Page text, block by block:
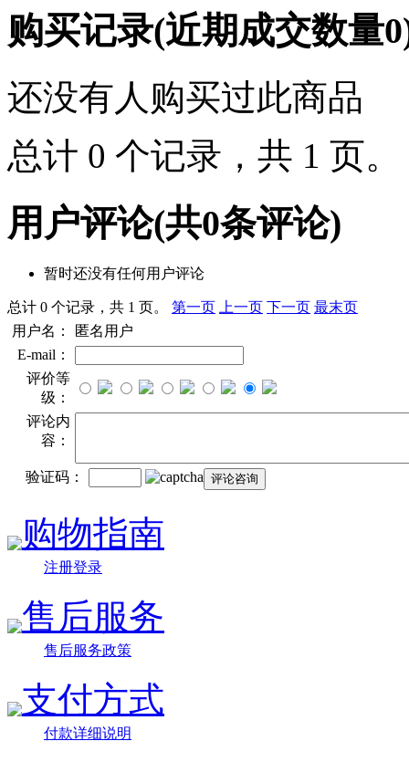
购买记录(近期成交数量0
还没有人购买过此商品
总计 0 个记录，共 1 页。
用户评论(共0条评论)
暂时还没有任何用户评论
总计 0 个记录，共 1 页。 第一页 上一页 下一页 最末页
用户名：
匿名用户
E-mail：
评价等
级：
评论内
容：
验证码：
购物指南
注册登录
售后服务
售后服务政策
支付方式
付款详细说明